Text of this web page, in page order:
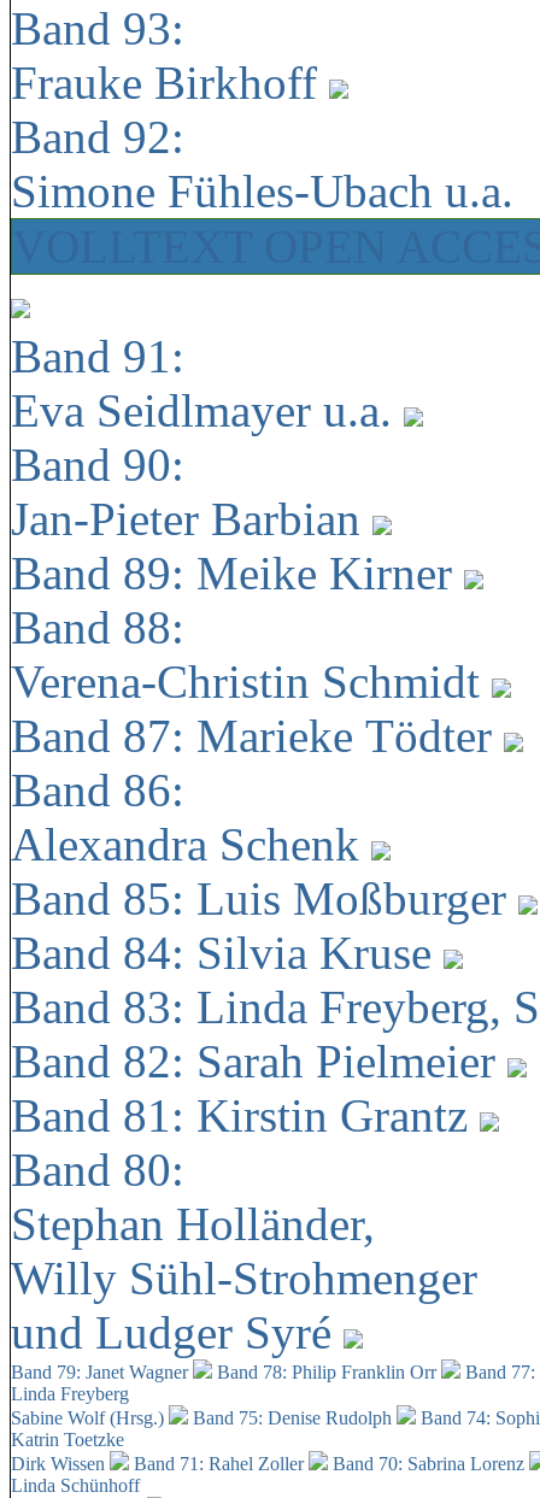
Band 93:
Frauke Birkhoff
Band 92:
Simone Fühles-Ubach u.a.
Band 91:
Eva Seidlmayer u.a.
Band 90:
Jan-Pieter Barbian
Band 89: Meike Kirner
Band 88:
Verena-Christin Schmidt
Band 87: Marieke Tödter
Band 86:
Alexandra Schenk
Band 85: Luis Moßburger
Band 84: Silvia Kruse
Band 83: Linda Freyberg,
Band 82: Sarah Pielmeier
Band 81: Kirstin Grantz
Band 80:
Stephan Holländer,
Willy Sühl-Strohmenger
und Ludger Syré
Band 79: Janet Wagner Band 78: Philip Franklin Orr
Band
Linda Freyberg
Sabine Wolf (Hrsg.)
Band 75: Denise Rudolph
Band 74:
Katrin Toetzke
Dirk Wissen
Band 71: Rahel Zoller
Band 70: Sabrina Lorenz
Linda Schünhoff